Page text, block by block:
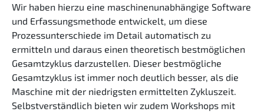
Wir haben hierzu eine maschinenunabhängige Software
und Erfassungsmethode entwickelt, um diese
Prozessunterschiede im Detail automatisch zu
ermitteln und daraus einen theoretisch bestmöglichen
Gesamtzyklus darzustellen. Dieser bestmögliche
Gesamtzyklus ist immer noch deutlich besser, als die
Maschine mit der niedrigsten ermittelten Zykluszeit.
Selbstverständlich bieten wir zudem Workshops mit